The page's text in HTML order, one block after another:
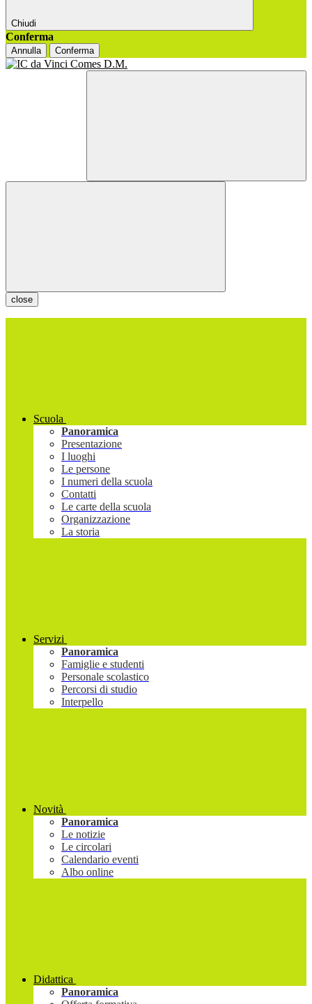
Chiudi
Conferma
Annulla Conferma
close
Scuola
Panoramica
Presentazione
I luoghi
Le persone
I numeri della scuola
Contatti
Le carte della scuola
Organizzazione
La storia
Servizi
Panoramica
Famiglie e studenti
Personale scolastico
Percorsi di studio
Interpello
Novità
Panoramica
Le notizie
Le circolari
Calendario eventi
Albo online
Didattica
Panoramica